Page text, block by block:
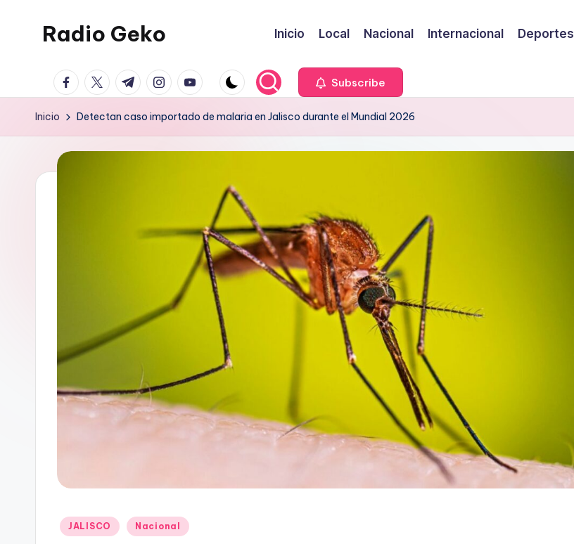
contenido
Radio Geko
Geko
Inicio Local Nacional Internacional Deportes
facebook.com
twitter.com
t.me instagram.com
youtube.com Subscribe
Inicio Detectan caso importado de malaria en Jalisco durante el Mundial 2026
Publicado
JALISCO Nacional